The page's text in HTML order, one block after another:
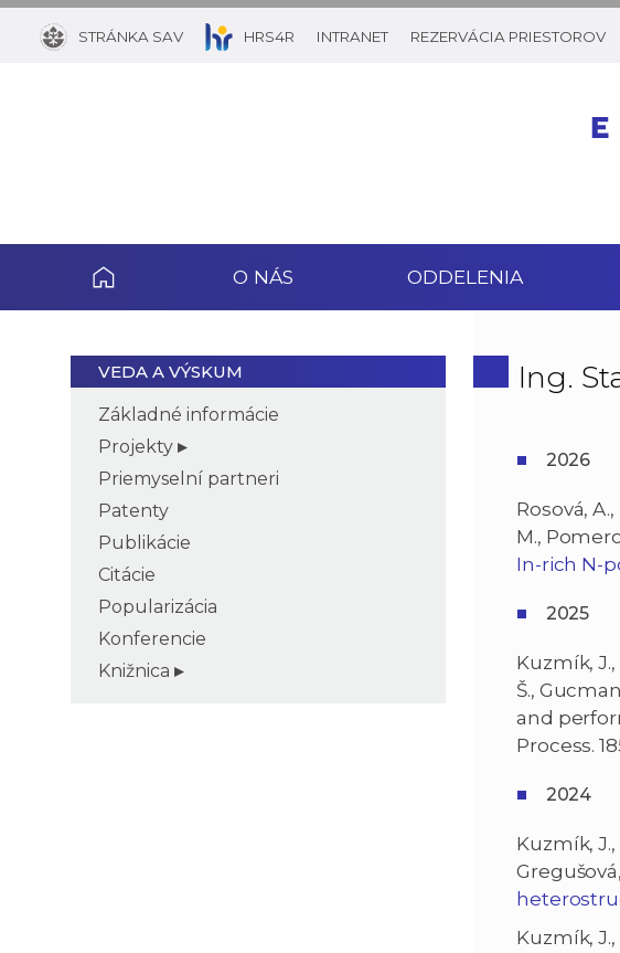
STRÁNKA SAV HRS4R INTRANET REZERVÁCIA PRIESTOROV
O NÁS ODDELENIA
VEDA A VÝSKUM
Základné informácie
Projekty
Priemyselní partneri
Patenty
Publikácie
Citácie
Popularizácia
Konferencie
Knižnica
Ing.
2026
Rosová, A.,
M.,
In-rich N-
2025
Kuzmík, J.,
Š.,
and
Process.
2024
Kuzmík, J.,
Kuzmík, J.,